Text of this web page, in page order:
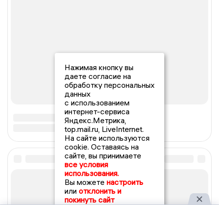
Нажимая кнопку вы
даете согласие на
обработку персональных
данных
с использованием
интернет-сервиса
Яндекс.Метрика,
top.mail.ru, LiveInternet.
На сайте используются
cookie. Оставаясь на
сайте, вы принимаете
все условия
использования.
Вы можете настроить
или отклонить и
покинуть сайт